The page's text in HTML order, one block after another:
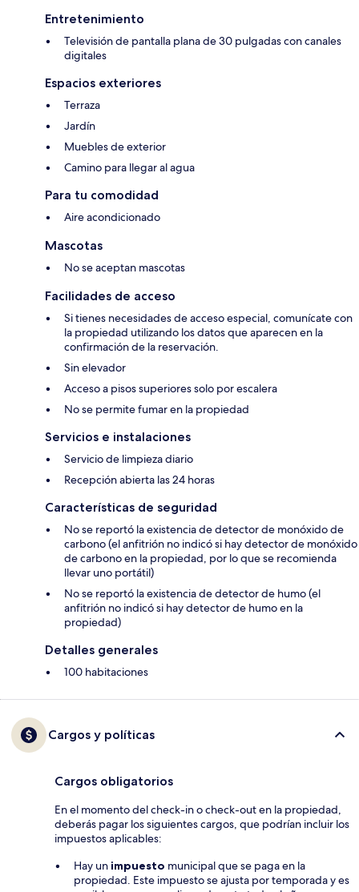
Entretenimiento
Televisión de pantalla plana de 30 pulgadas con canales
digitales
Espacios exteriores
Terraza
Jardín
Muebles de exterior
Camino para llegar al agua
Para tu comodidad
Aire acondicionado
Mascotas
No se aceptan mascotas
Facilidades de acceso
Si tienes necesidades de acceso especial, comunícate con
la propiedad utilizando los datos que aparecen en la
confirmación de la reservación.
Sin elevador
Acceso a pisos superiores solo por escalera
No se permite fumar en la propiedad
Servicios e instalaciones
Servicio de limpieza diario
Recepción abierta las 24 horas
Características de seguridad
No se reportó la existencia de detector de monóxido de
carbono (el anfitrión no indicó si hay detector de monóxido
de carbono en la propiedad, por lo que se recomienda
llevar uno portátil)
No se reportó la existencia de detector de humo (el
anfitrión no indicó si hay detector de humo en la
propiedad)
Detalles generales
100 habitaciones
Cargos y políticas
Cargos obligatorios
En el momento del check-in o check-out en la propiedad,
deberás pagar los siguientes cargos, que podrían incluir los
impuestos aplicables:
Hay unimpuesto municipal que se paga en la
propiedad. Este impuesto se ajusta por temporada y es